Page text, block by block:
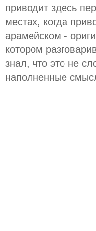
приводит здесь
местах, когда
арамейском -
котором
знал, что это не
наполненные